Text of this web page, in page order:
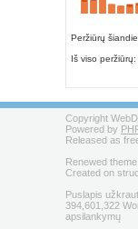
Peržiūrų
Iš viso peržiūrų:
Copyright
Powered by
Released as
Renewed
Created on
Puslapis
394,601,322
apsilankymų